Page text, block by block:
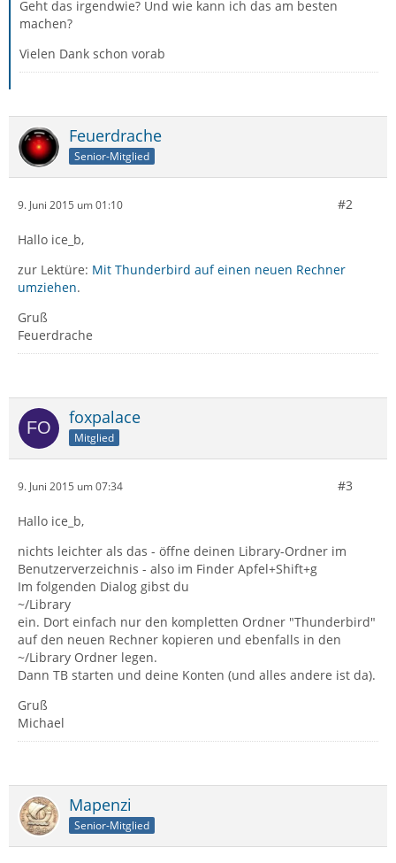
Geht das irgendwie? Und wie kann ich das am besten
machen?
Vielen Dank schon vorab
Feuerdrache
Senior-Mitglied
9. Juni 2015 um 01:10 #2
Hallo ice_b,
zur Lektüre: Mit Thunderbird auf einen neuen Rechner
umziehen.
Gruß
Feuerdrache
foxpalace
Mitglied
9. Juni 2015 um 07:34 #3
Hallo ice_b,
nichts leichter als das - öffne deinen Library-Ordner im
Benutzerverzeichnis - also im Finder Apfel+Shift+g
Im folgenden Dialog gibst du
~/Library
ein. Dort einfach nur den kompletten Ordner "Thunderbird"
auf den neuen Rechner kopieren und ebenfalls in den
~/Library Ordner legen.
Dann TB starten und deine Konten (und alles andere ist da).
Gruß
Michael
Mapenzi
Senior-Mitglied